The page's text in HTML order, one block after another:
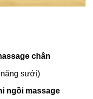
chân
sưởi)
ngồi massage